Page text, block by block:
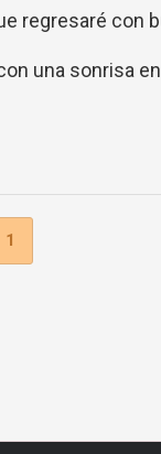
regresaré con
una sonrisa
1